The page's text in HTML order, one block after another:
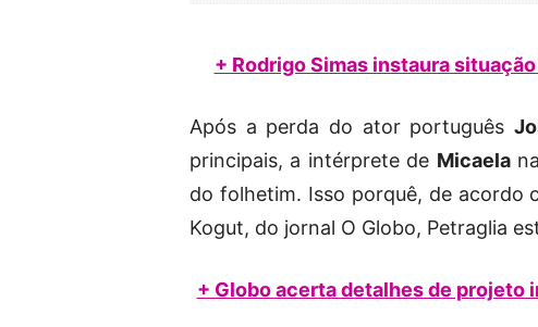
+ Rodrigo Simas instaura
Após a perda do ator português
principais, a intérprete de Micaela
do folhetim. Isso porquê, de acordo
Kogut, do jornal O Globo, Petraglia
+ Globo acerta detalhes de projeto